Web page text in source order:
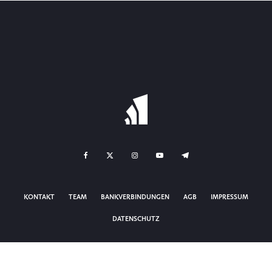
KONTAKT TEAM BANKVERBINDUNGEN AGB IMPRESSUM
DATENSCHUTZ